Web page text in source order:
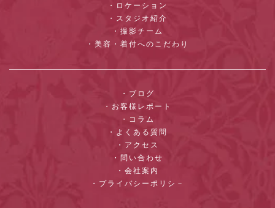
・ロケーション
・スタジオ紹介
・撮影チーム
・美容・着付へのこだわり
・ブログ
・お客様レポート
・コラム
・よくある質問
・アクセス
・問い合わせ
・会社案内
・プライバシーポリシ－